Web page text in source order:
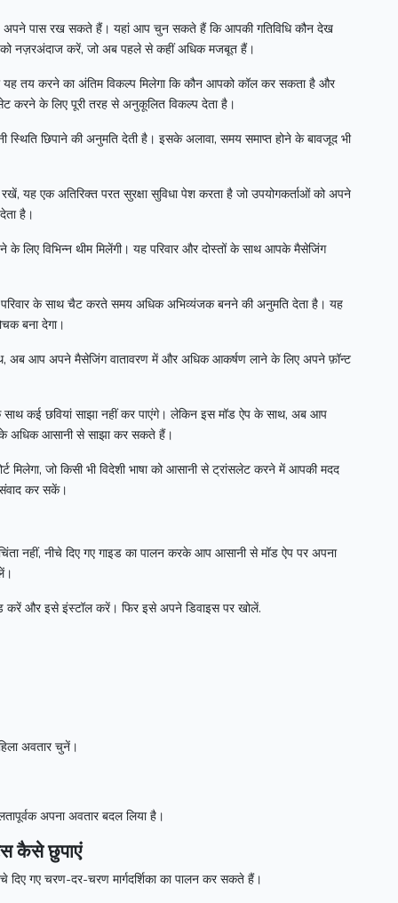
अपने पास रख सकते हैं। यहां आप चुन सकते हैं कि आपकी गतिविधि कौन देख
नज़रअंदाज करें, जो अब पहले से कहीं अधिक मजबूत हैं।
तय करने का अंतिम विकल्प मिलेगा कि कौन आपको कॉल कर सकता है और
करने के लिए पूरी तरह से अनुकूलित विकल्प देता है।
स्थिति छिपाने की अनुमति देती है। इसके अलावा, समय समाप्त होने के बावजूद भी
यह एक अतिरिक्त परत सुरक्षा सुविधा पेश करता है जो उपयोगकर्ताओं को अपने
है।
लिए विभिन्न थीम मिलेंगी। यह परिवार और दोस्तों के साथ आपके मैसेजिंग
परिवार के साथ चैट करते समय अधिक अभिव्यंजक बनने की अनुमति देता है। यह
बना देगा।
अब आप अपने मैसेजिंग वातावरण में और अधिक आकर्षण लाने के लिए अपने फ़ॉन्ट
कई छवियां साझा नहीं कर पाएंगे। लेकिन इस मॉड ऐप के साथ, अब आप
के अधिक आसानी से साझा कर सकते हैं।
मिलेगा, जो किसी भी विदेशी भाषा को आसानी से ट्रांसलेट करने में आपकी मदद
संवाद कर सकें।
नहीं, नीचे दिए गए गाइड का पालन करके आप आसानी से मॉड ऐप पर अपना
करें और इसे इंस्टॉल करें। फिर इसे अपने डिवाइस पर खोलें.
अवतार चुनें।
अपना अवतार बदल लिया है।
कैसे छुपाएं
दिए गए चरण-दर-चरण मार्गदर्शिका का पालन कर सकते हैं।